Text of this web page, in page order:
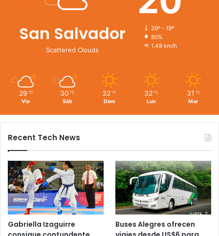
San Salvador
Scattered Clouds
29º - 19º
86%
1.48 km/h
29 ℃
Vie
30 ℃
Sáb
32 ℃
Dom
32 ℃
Lun
31 ℃
Mar
Recent Tech News
Gabriella Izaguirre
Buses Alegres ofrecen